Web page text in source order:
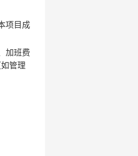
项目成
加班费
管理